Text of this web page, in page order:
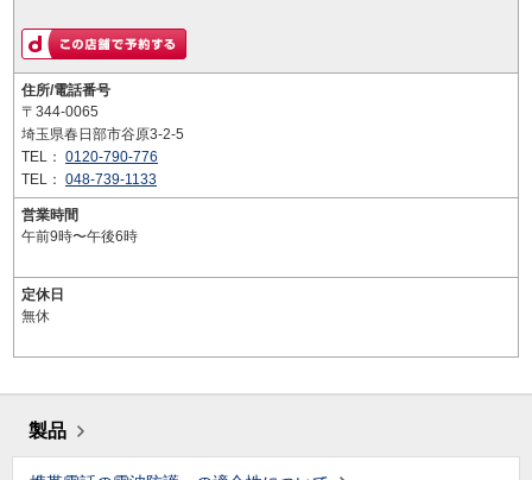
住所/電話番号
〒344-0065
埼玉県春日部市谷原3-2-5
TEL： 0120-790-776
TEL： 048-739-1133
営業時間
午前9時〜午後6時
定休日
無休
製品